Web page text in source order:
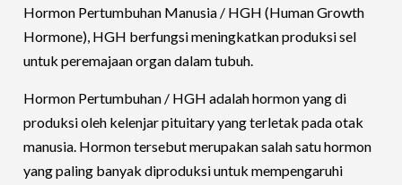
Hormon Pertumbuhan Manusia / HGH (Human Growth
Hormone), HGH berfungsi meningkatkan produksi sel
untuk peremajaan organ dalam tubuh.
Hormon Pertumbuhan / HGH adalah hormon yang di
produksi oleh kelenjar pituitary yang terletak pada otak
manusia. Hormon tersebut merupakan salah satu hormon
yang paling banyak diproduksi untuk mempengaruhi